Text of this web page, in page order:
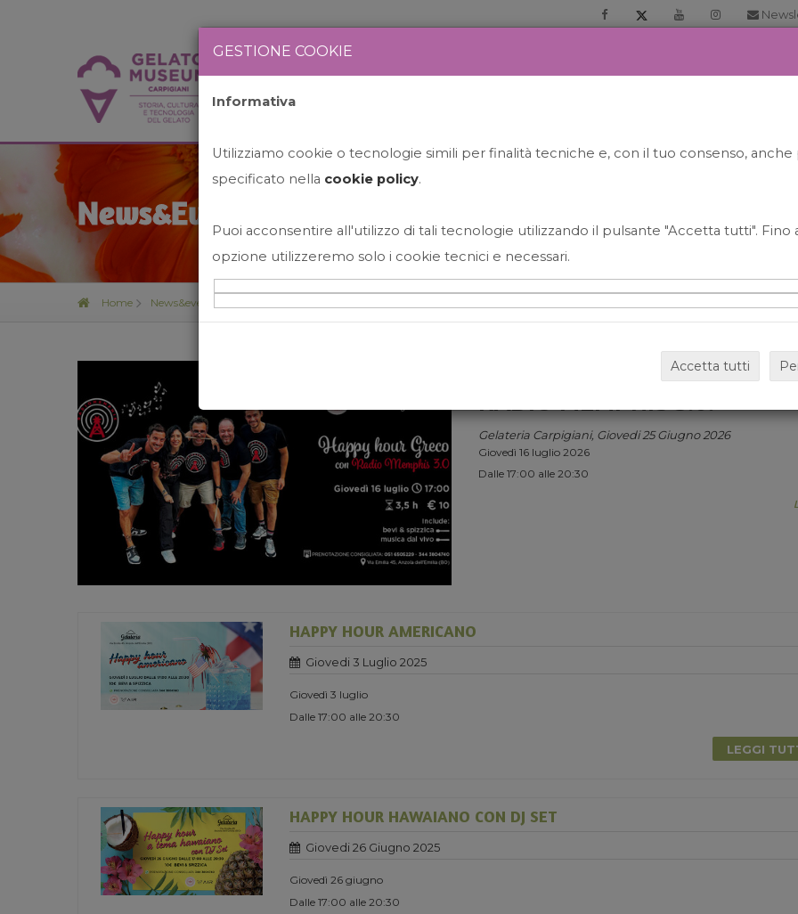
News&Events
Home News&events
HAPPY HOUR GRECO CON
RADIO MEMPHIS 3.0.
Gelateria Carpigiani, Giovedi 25 Giugno 2026
Giovedì 16 luglio 2026
Dalle 17:00 alle 20:30
HAPPY HOUR AMERICANO
Giovedi 3 Luglio 2025
Giovedì 3 luglio
Dalle 17:00 alle 20:30
LEGGI
HAPPY HOUR HAWAIANO CON DJ SET
Giovedi 26 Giugno 2025
Giovedì 26 giugno
Dalle 17:00 alle 20:30
GESTIONE COOKIE
Informativa
Utilizziamo cookie o tecnologie simili per finalità tecniche e, con il tuo consenso,
specificato nella cookie policy.
Puoi acconsentire all'utilizzo di tali tecnologie utilizzando il pulsante "Accetta tutti". Fino
opzione utilizzeremo solo i cookie tecnici e necessari.
Accetta tutti